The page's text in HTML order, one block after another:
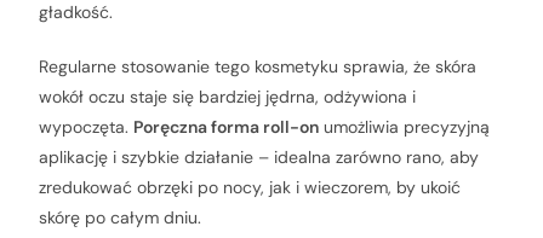
gładkość.
Regularne stosowanie tego kosmetyku sprawia, że skóra
wokół oczu staje się bardziej jędrna, odżywiona i
wypoczęta. Poręczna forma roll-on umożliwia precyzyjną
aplikację i szybkie działanie – idealna zarówno rano, aby
zredukować obrzęki po nocy, jak i wieczorem, by ukoić
skórę po całym dniu.